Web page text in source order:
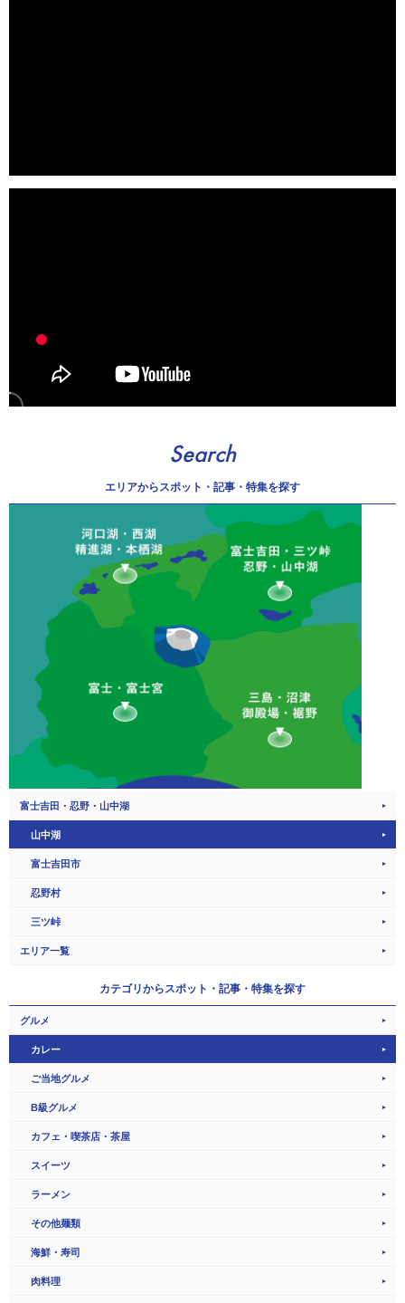
Search
エリアからスポット・記事・特集を探す
富士吉田・忍野・山中湖
山中湖
富士吉田市
忍野村
三ツ峠
エリア一覧
カテゴリからスポット・記事・特集を探す
グルメ
カレー
ご当地グルメ
B級グルメ
カフェ・喫茶店・茶屋
スイーツ
ラーメン
その他麺類
海鮮・寿司
肉料理